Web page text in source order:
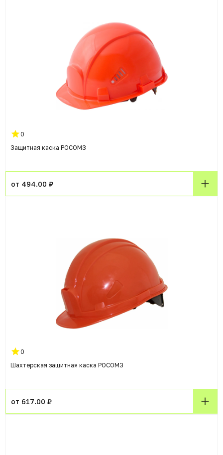
0
Защитная каска РОСОМЗ
от 494.00 ₽
0
Шахтерская защитная каска РОСОМЗ
от 617.00 ₽